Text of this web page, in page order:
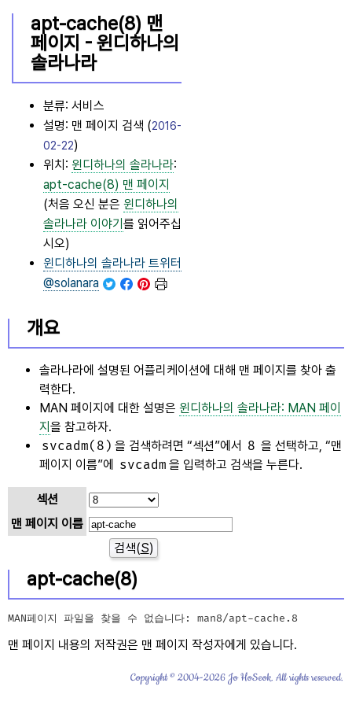
apt-cache(8) 맨
페이지 - 윈디하나의
솔라나라
분류: 서비스
설명: 맨 페이지 검색 (2016-
02-22)
위치: 윈디하나의 솔라나라:
apt-cache(8) 맨 페이지
(처음 오신 분은 윈디하나의
솔라나라 이야기를 읽어주십
시오)
윈디하나의 솔라나라 트위터
@solanara
개요
솔라나라에 설명된 어플리케이션에 대해 맨 페이지를 찾아 출
력한다.
MAN 페이지에 대한 설명은 윈디하나의 솔라나라: MAN 페이
지을 참고하자.
svcadm(8) 을 검색하려면 섹션 에서 8 을 선택하고,
맨
페이지 이름 에 svcadm 을 입력하고 검색을 누른다.
섹션
맨 페이지 이름
검색(S)
apt-cache(8)
MAN페이지 파일을 찾을 수 없습니다: man8/apt-cache.8
맨 페이지 내용의 저작권은 맨 페이지 작성자에게 있습니다.
Copyright © 2004-2026 Jo HoSeok. All rights reserved.